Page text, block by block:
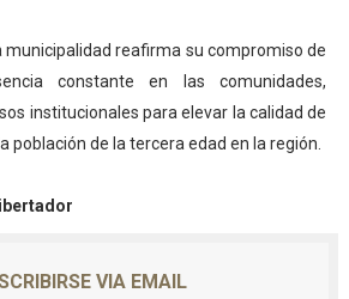
municipalidad reafirma su compromiso de
constante en las comunidades,
institucionales para elevar la calidad de
población de la tercera edad en la región.
VIA EMAIL